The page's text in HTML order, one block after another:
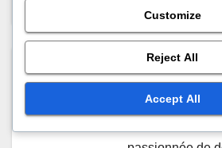
ByLivia
Livia Hartwell
Customize
Reject All
Accept All